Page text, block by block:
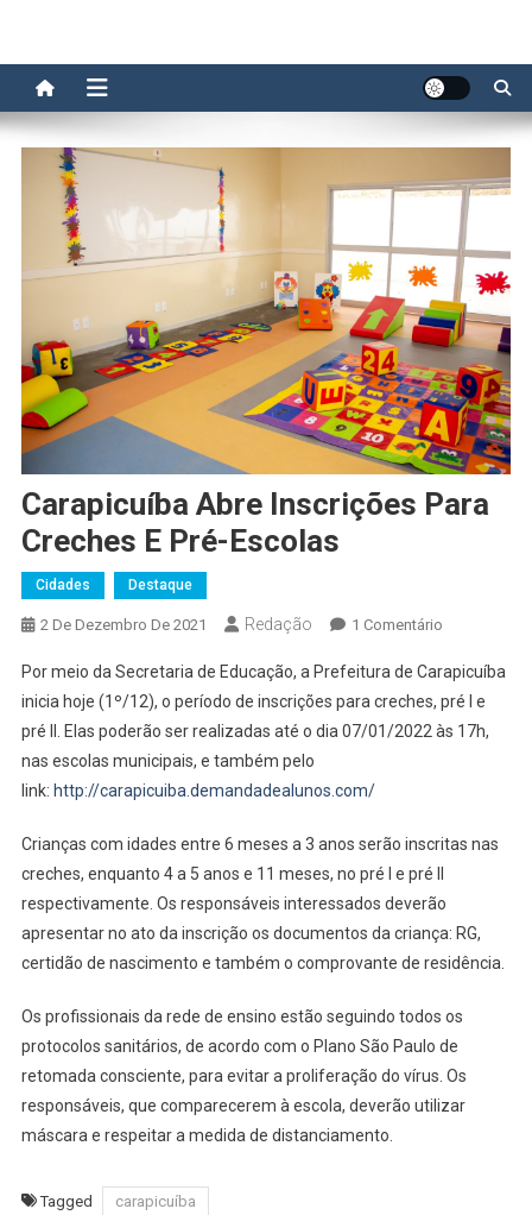
Carapicuíba Abre Inscrições Para
Creches E Pré-Escolas
Cidades Destaque
2 De Dezembro De 2021 Redação 1 ComentárioEm
Abre
Inscrições
Para
Escolas
Por meio da Secretaria de Educação, a Prefeitura de Carapicuíba
inicia hoje (1º/12), o período de inscrições para creches, pré I e
pré II. Elas poderão ser realizadas até o dia 07/01/2022 às 17h,
nas escolas municipais, e também pelo
link: http://carapicuiba.demandadealunos.com/
Crianças com idades entre 6 meses a 3 anos serão inscritas nas
creches, enquanto 4 a 5 anos e 11 meses, no pré I e pré II
respectivamente. Os responsáveis interessados deverão
apresentar no ato da inscrição os documentos da criança: RG,
certidão de nascimento e também o comprovante de residência.
Os profissionais da rede de ensino estão seguindo todos os
protocolos sanitários, de acordo com o Plano São Paulo de
retomada consciente, para evitar a proliferação do vírus. Os
responsáveis, que comparecerem à escola, deverão utilizar
máscara e respeitar a medida de distanciamento.
Tagged carapicuíba